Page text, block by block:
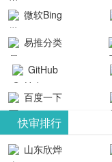
年最新电影
的在线观
看，快来碟
调电影网在
线观看最新
热门影视作
微软Bing
易推分类
目录网
GitHub
百度一下
快审排行
山东欣烨